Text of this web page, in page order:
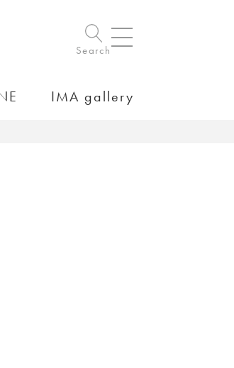
Search
IMA gallery